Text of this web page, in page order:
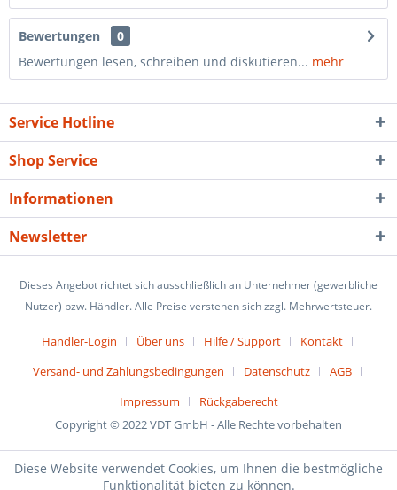
Bewertungen
0
Bewertungen lesen, schreiben und diskutieren... mehr
Service Hotline
Shop Service
Informationen
Newsletter
Dieses Angebot richtet sich ausschließlich an Unternehmer (gewerbliche
Nutzer) bzw. Händler. Alle Preise verstehen sich zzgl. Mehrwertsteuer.
Händler-Login Über uns Hilfe / Support
Kontakt
Versand- und Zahlungsbedingungen
Datenschutz
AGB
Impressum
Rückgaberecht
Copyright © 2022 VDT GmbH - Alle Rechte vorbehalten
Diese Website verwendet Cookies, um Ihnen die bestmögliche
Funktionalität bieten zu können.